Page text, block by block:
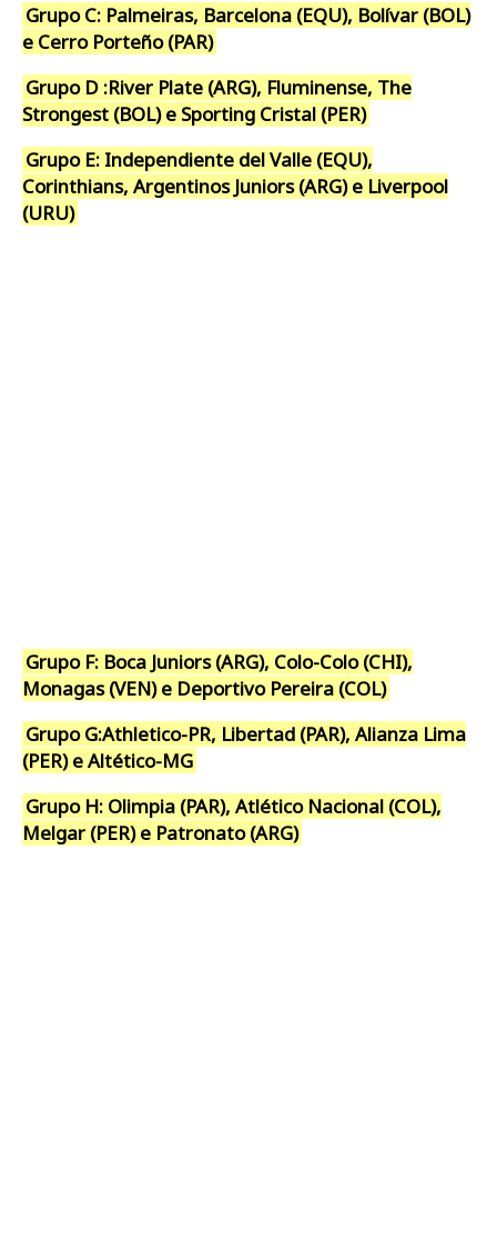
Grupo C: Palmeiras, Barcelona (EQU), Bolívar (BOL)
e Cerro Porteño (PAR)
Grupo D :River Plate (ARG), Fluminense, The
Strongest (BOL) e Sporting Cristal (PER)
Grupo E: Independiente del Valle (EQU),
Corinthians, Argentinos Juniors (ARG) e Liverpool
(URU)
Grupo F: Boca Juniors (ARG), Colo-Colo (CHI),
Monagas (VEN) e Deportivo Pereira (COL)
Grupo G:Athletico-PR, Libertad (PAR), Alianza Lima
(PER) e Altético-MG
Grupo H: Olimpia (PAR), Atlético Nacional (COL),
Melgar (PER) e Patronato (ARG)